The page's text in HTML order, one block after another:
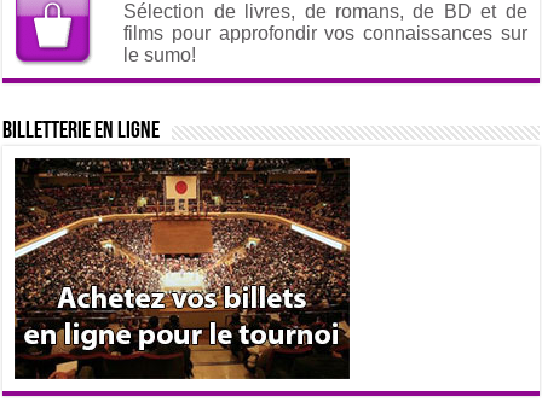
Sélection de livres, de romans, de BD et de
films pour approfondir vos connaissances sur
le sumo!
Billetterie en ligne